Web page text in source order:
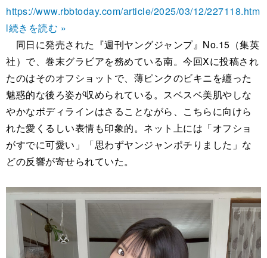
https://www.rbbtoday.com/article/2025/03/12/227118.htm
l続きを読む »
同日に発売された『週刊ヤングジャンプ』No.15（集英
社）で、巻末グラビアを務めている南。今回Xに投稿され
たのはそのオフショットで、薄ピンクのビキニを纏った
魅惑的な後ろ姿が収められている。スベスベ美肌やしな
やかなボディラインはさることながら、こちらに向けら
れた愛くるしい表情も印象的。ネット上には「オフショ
がすでに可愛い」「思わずヤンジャンポチりました」な
どの反響が寄せられていた。